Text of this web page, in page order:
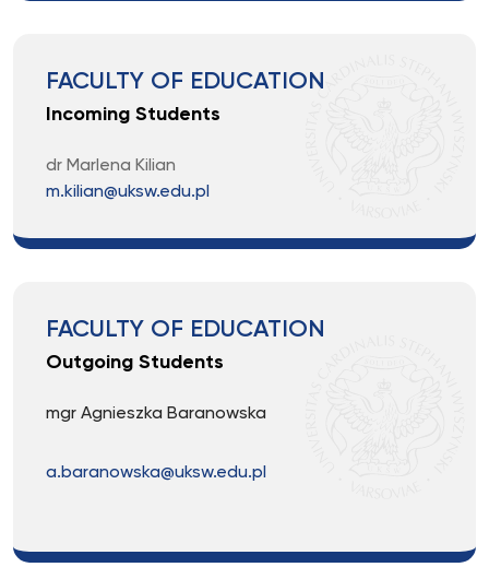
FACULTY OF EDUCATION
Incoming Students
dr Marlena Kilian
m.kilian@uksw.edu.pl
FACULTY OF EDUCATION
Outgoing Students
mgr Agnieszka Baranowska
a.baranowska@uksw.edu.pl